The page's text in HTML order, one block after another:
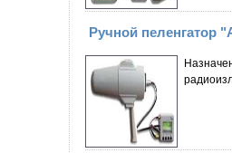
Ручной пеленгатор